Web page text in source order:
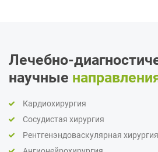
Лечебно-
научные
Кардиохирургия
Сосудистая хирургия
Рентгенэндоваскулярная хирургия